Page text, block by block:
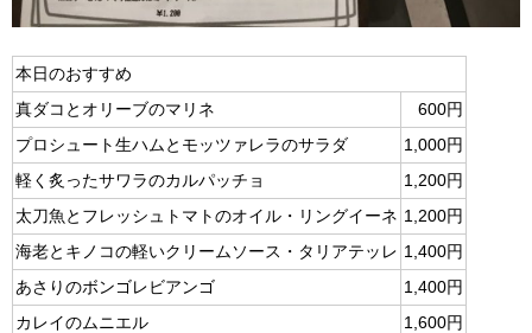
本日のおすすめ
真ダコとオリーブのマリネ
600円
プロシュート生ハムとモッツァレラのサラダ
1,000円
軽く炙ったサワラのカルパッチョ
1,200円
太刀魚とフレッシュトマトのオイル・リングイーネ 1,200円
海老とキノコの軽いクリームソース・タリアテッレ 1,400円
あさりのボンゴレビアンゴ
1,400円
カレイのムニエル
1,600円